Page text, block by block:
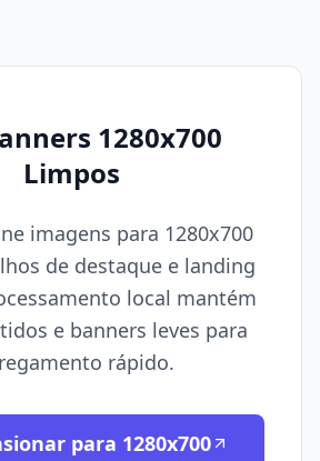
1280x700
Limpos
imagens para 1280x700
de destaque e landing
local mantém
e banners leves para
rápido.
para 1280x700